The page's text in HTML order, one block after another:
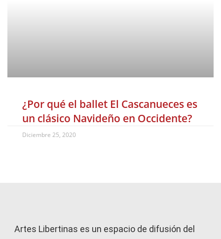
¿Por qué el ballet El Cascanueces es
un clásico Navideño en Occidente?
Diciembre 25, 2020
Artes Libertinas es un espacio de difusión del